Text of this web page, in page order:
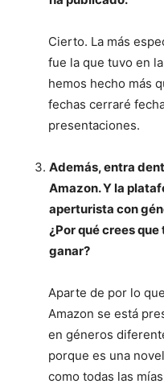
Cierto. La más
fue la que tuvo en
hemos hecho más
fechas cerraré
presentaciones.
Además, entra
Amazon. Y la
aperturista con
¿Por qué crees
ganar?
Aparte de por lo
Amazon se está
en géneros
porque es una
como todas las